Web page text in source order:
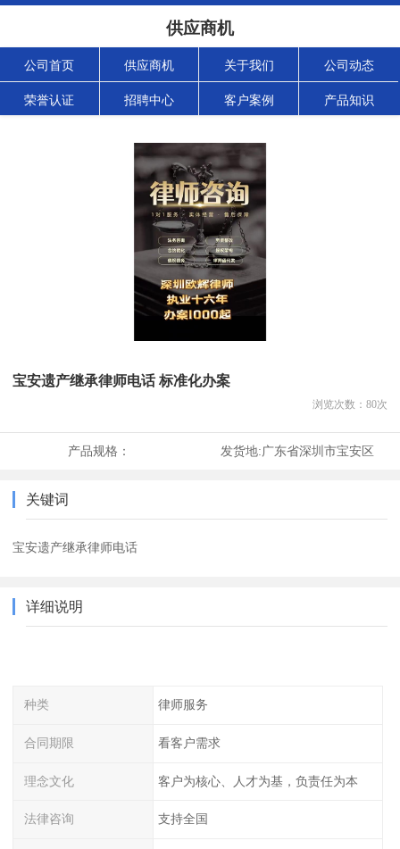
供应商机
公司首页 供应商机 关于我们 公司动态
荣誉认证 招聘中心 客户案例 产品知识
宝安遗产继承律师电话 标准化办案
浏览次数： 80次
产品规格： 发货地:广东省深圳市宝安区
关键词
宝安遗产继承律师电话
详细说明
种类 律师服务
合同期限 看客户需求
理念文化 客户为核心、人才为基，负责任为本
法律咨询 支持全国